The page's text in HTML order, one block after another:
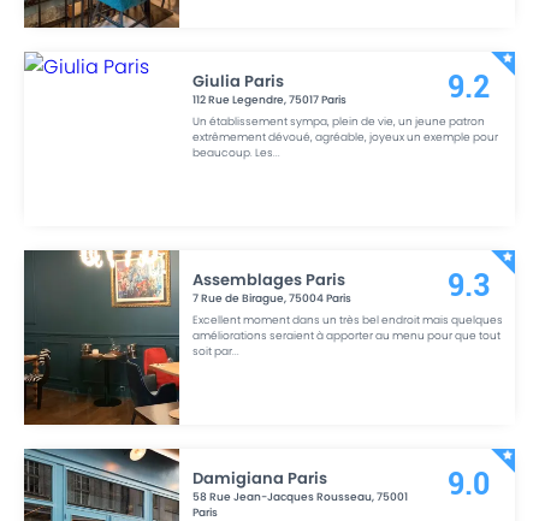
Giulia Paris
112 Rue Legendre,75017Paris
Un établissement sympa, plein de vie, un jeune patron
extrêmement dévoué, agréable, joyeux un exemple pour
beaucoup. Les...
9.2
Assemblages Paris
7 Rue de Birague,75004Paris
Excellent moment dans un très bel endroit mais quelques
améliorations seraient à apporter au menu pour que tout
soit par...
9.3
Damigiana Paris
58 Rue Jean-Jacques Rousseau,75001
Paris
9.0